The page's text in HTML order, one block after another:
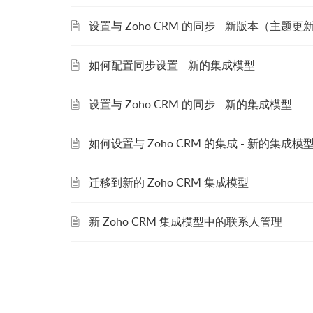
设置与 Zoho CRM 的同步 - 新版本（主题更
如何配置同步设置 - 新的集成模型
设置与 Zoho CRM 的同步 - 新的集成模型
如何设置与 Zoho CRM 的集成 - 新的集成模
迁移到新的 Zoho CRM 集成模型
新 Zoho CRM 集成模型中的联系人管理